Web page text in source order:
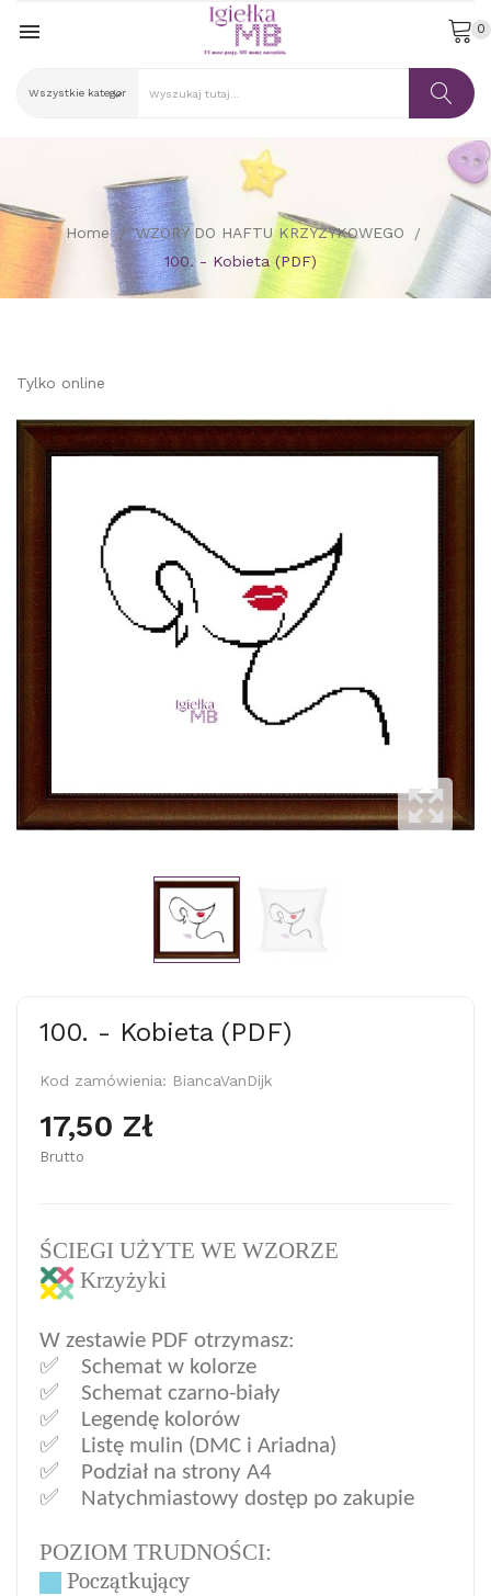
 0
Home
WZORY DO HAFTU KRZYŻYKOWEGO
100. - Kobieta (PDF)
Tylko online
100. - Kobieta (PDF)
Kod zamówienia: BiancaVanDijk
17,50 Zł
Brutto
ŚCIEGI UŻYTE WE WZORZE
Krzyżyki
W zestawie PDF otrzymasz:
✅ Schemat w kolorze
✅ Schemat czarno-biały
✅ Legendę kolorów
✅ Listę mulin (DMC i Ariadna)
✅ Podział na strony A4
✅ Natychmiastowy dostęp po zakupie
POZIOM TRUDNOŚCI:
Początkujący